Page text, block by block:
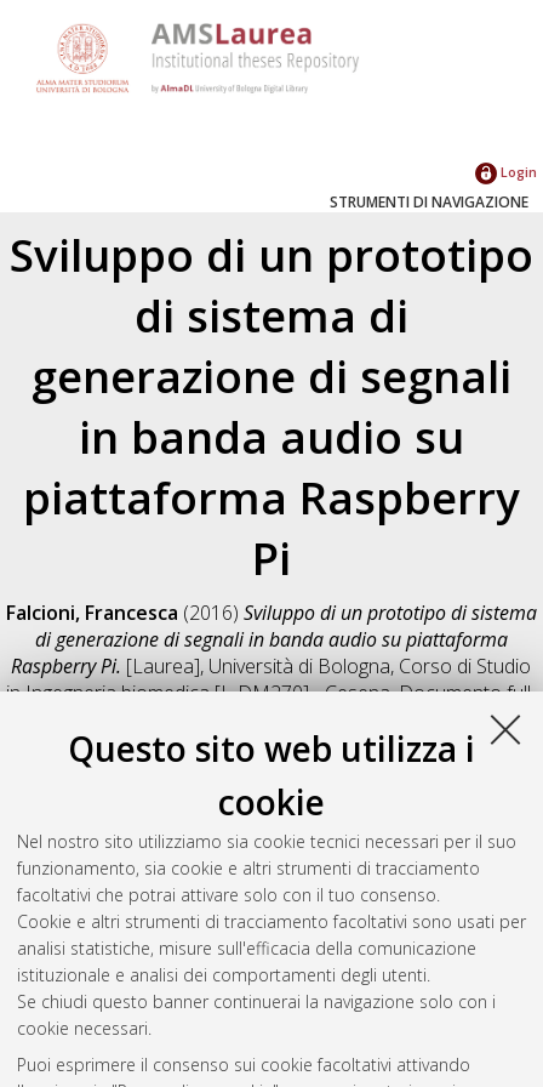
Questo sito web utilizza i
cookie
Nel nostro sito utilizziamo sia cookie tecnici necessari per il suo
funzionamento, sia cookie e altri strumenti di tracciamento
facoltativi che potrai attivare solo con il tuo consenso.
Cookie e altri strumenti di tracciamento facoltativi sono usati per
analisi statistiche, misure sull'efficacia della comunicazione
istituzionale e analisi dei comportamenti degli utenti.
Se chiudi questo banner continuerai la navigazione solo con i
cookie necessari.
Puoi esprimere il consenso sui cookie facoltativi attivando
Login
STRUMENTI DI NAVIGAZIONE
Sviluppo di un prototipo
di sistema di
generazione di segnali
in banda audio su
piattaforma Raspberry
Pi
Falcioni, Francesca (2016) Sviluppo di un prototipo di sistema
di generazione di segnali in banda audio su piattaforma
Raspberry Pi. [Laurea], Università di Bologna, Corso di Studio
inIngegneria biomedica [L-DM270] - Cesena, Documento full-
Salva citazione
Condividi
Il full-text non è disponibile per scelta dell'autore. (
Abstract
Altri metadati
Gestione del documento:
Atom